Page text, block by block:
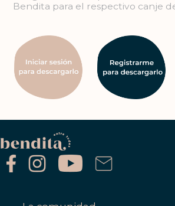
Bendita para el respectivo canje